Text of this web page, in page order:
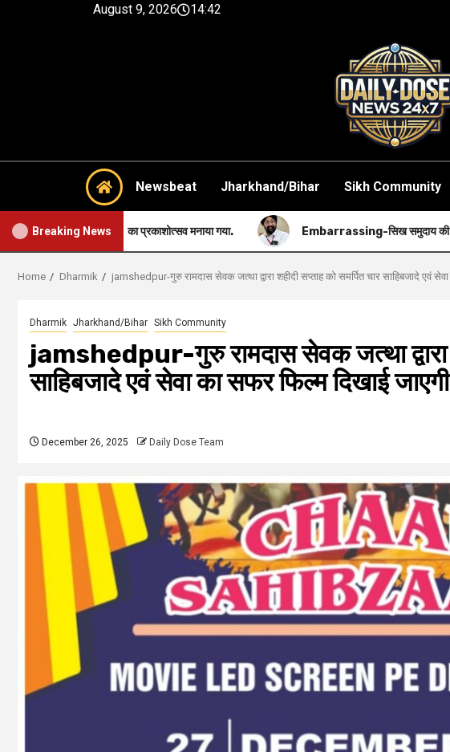
August 9, 2026 14:42
Newsbeat Jharkhand/Bihar Sikh Community
Breaking News
का प्रकाशोत्सव मनाया गया. Embarrassing-सिख समुदाय की सबसे बड़ी त्रासदी.
Home Dharmik jamshedpur-गुरु रामदास सेवक जत्था द्वारा शहीदी सप्ताह को समर्पित चार साहिबजादे एवं
Dharmik Jharkhand/Bihar Sikh Community
jamshedpur-गुरु रामदास सेवक जत्था द्वारा
साहिबजादे एवं सेवा का सफर फिल्म दिखाई
December 26, 2025 Daily Dose Team